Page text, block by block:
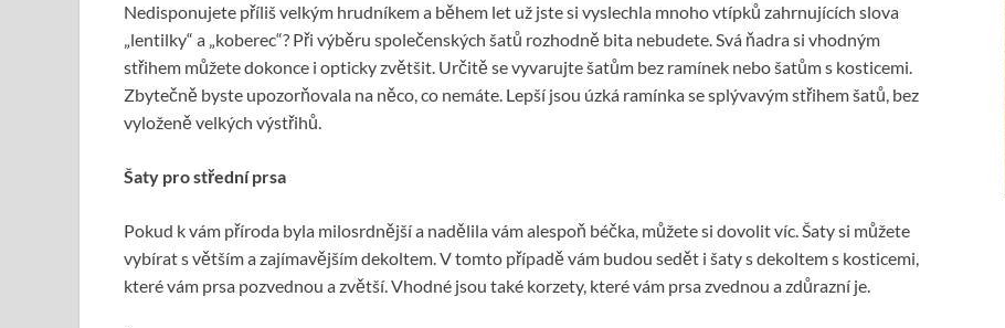
Nedisponujete příliš velkým hrudníkem a během let už jste si vyslechla mnoho vtípků zahrnujících slova
„lentilky“ a „koberec“? Při výběru společenských šatů rozhodně bita nebudete. Svá ňadra si vhodným
střihem můžete dokonce i opticky zvětšit. Určitě se vyvarujte šatům bez ramínek nebo šatům s kosticemi.
Zbytečně byste upozorňovala na něco, co nemáte. Lepší jsou úzká ramínka se splývavým střihem šatů, bez
vyloženě velkých výstřihů.
Šaty pro střední prsa
Pokud k vám příroda byla milosrdnější a nadělila vám alespoň béčka, můžete si dovolit víc. Šaty si můžete
vybírat s větším a zajímavějším dekoltem. V tomto případě vám budou sedět i šaty s dekoltem s kosticemi,
které vám prsa pozvednou a zvětší. Vhodné jsou také korzety, které vám prsa zvednou a zdůrazní je.